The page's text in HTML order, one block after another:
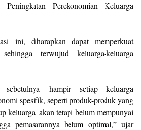
Perekonomian Keluarga
ini, diharapkan dapat memperkuat
terwujud keluarga-keluarga
sebetulnya hampir setiap keluarga
spesifik, seperti produk-produk yang
keluarga, akan tetapi belum mempunyai
pemasarannya belum optimal,” ujar